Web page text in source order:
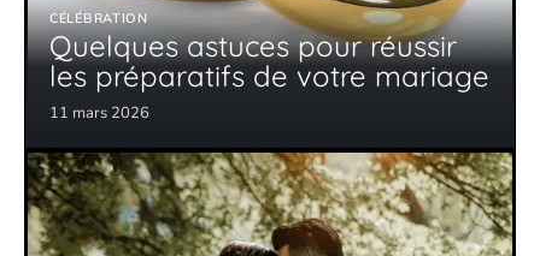
CÉLÉBRATION
Quelques astuces pour réussir
les préparatifs de votre mariage
11 mars 2026